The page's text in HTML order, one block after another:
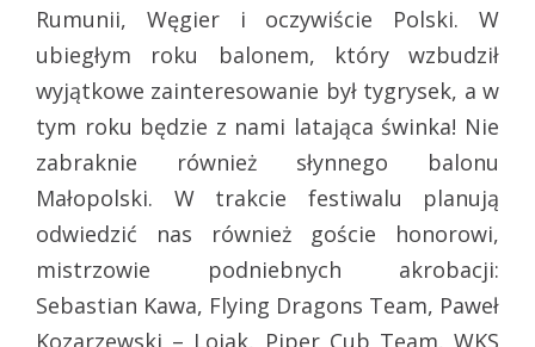
Rumunii, Węgier i oczywiście Polski. W
ubiegłym roku balonem, który wzbudził
wyjątkowe zainteresowanie był tygrysek, a w
tym roku będzie z nami latająca świnka! Nie
zabraknie również słynnego balonu
Małopolski. W trakcie festiwalu planują
odwiedzić nas również goście honorowi,
mistrzowie podniebnych akrobacji:
Sebastian Kawa, Flying Dragons Team, Paweł
Kozarzewski – Lojak, Piper Cub Team, WKS